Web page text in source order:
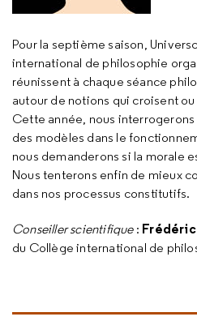
Pour la septième saison,
international de philosophie
réunissent à chaque séance
autour de notions qui croisent
Cette année, nous interrogerons
des modèles dans le
nous demanderons si la morale
Nous tenterons enfin de mieux
dans nos processus constitutifs.
Conseiller scientifique: Frédéric
du Collège international de